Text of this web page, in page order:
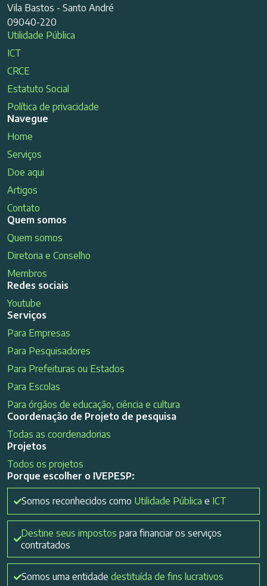
Vila Bastos - Santo André
09040-220
Utilidade Pública
ICT
CRCE
Estatuto Social
Política de privacidade
Navegue
Home
Serviços
Doe aqui
Artigos
Contato
Quem somos
Quem somos
Diretoria e Conselho
Membros
Redes sociais
Youtube
Serviços
Para Empresas
Para Pesquisadores
Para Prefeituras ou Estados
Para Escolas
Para órgãos de educação, ciência e cultura
Coordenação de Projeto de pesquisa
Todas as coordenadorias
Projetos
Todos os projetos
Porque escolher o IVEPESP:
Somos reconhecidos como Utilidade Pública e ICT
Destine seus impostos para financiar os serviços
contratados
Somos uma entidade destituída de fins lucrativos